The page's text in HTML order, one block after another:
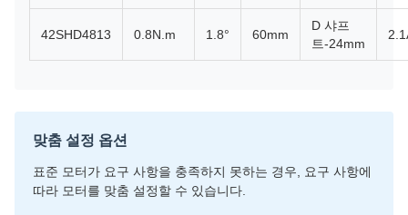
42SHD4813 0.8N.m 1.8° 60mm
D 샤프
트-24mm
맞춤 설정 옵션
표준 모터가 요구 사항을 충족하지 못하는 경우, 요구 사항에
따라 모터를 맞춤 설정할 수 있습니다.